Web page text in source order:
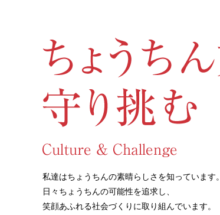
私達はちょうちんの素晴らしさを知っています。
日々ちょうちんの可能性を追求し、
笑顔あふれる社会づくりに取り組んでいます。